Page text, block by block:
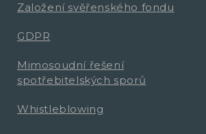
Založení svěřenského fondu
GDPR
Mimosoudní řešení
spotřebitelských sporů
Whistleblowing